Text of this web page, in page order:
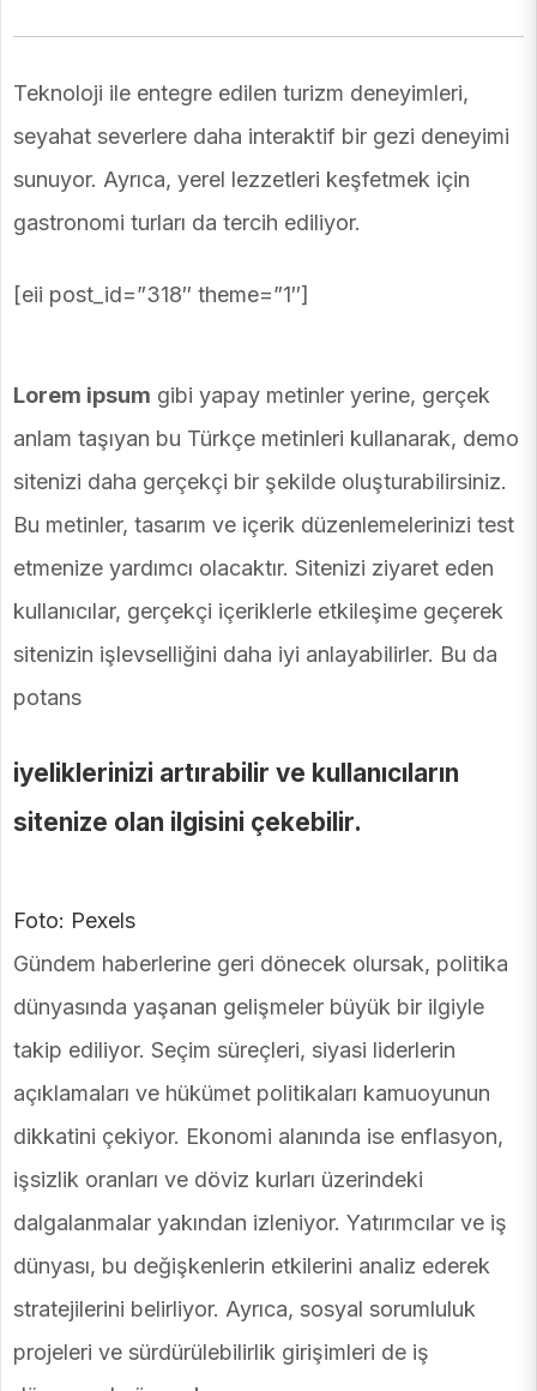
Teknoloji ile entegre edilen turizm deneyimleri,
seyahat severlere daha interaktif bir gezi deneyimi
sunuyor. Ayrıca, yerel lezzetleri keşfetmek için
gastronomi turları da tercih ediliyor.
[eii post_id=”318″ theme=”1″]
Lorem ipsum gibi yapay metinler yerine, gerçek
anlam taşıyan bu Türkçe metinleri kullanarak, demo
sitenizi daha gerçekçi bir şekilde oluşturabilirsiniz.
Bu metinler, tasarım ve içerik düzenlemelerinizi test
etmenize yardımcı olacaktır. Sitenizi ziyaret eden
kullanıcılar, gerçekçi içeriklerle etkileşime geçerek
sitenizin işlevselliğini daha iyi anlayabilirler. Bu da
potans
iyeliklerinizi artırabilir ve kullanıcıların
sitenize olan ilgisini çekebilir.
Foto: Pexels
Gündem haberlerine geri dönecek olursak, politika
dünyasında yaşanan gelişmeler büyük bir ilgiyle
takip ediliyor. Seçim süreçleri, siyasi liderlerin
açıklamaları ve hükümet politikaları kamuoyunun
dikkatini çekiyor. Ekonomi alanında ise enflasyon,
işsizlik oranları ve döviz kurları üzerindeki
dalgalanmalar yakından izleniyor. Yatırımcılar ve iş
dünyası, bu değişkenlerin etkilerini analiz ederek
stratejilerini belirliyor. Ayrıca, sosyal sorumluluk
projeleri ve sürdürülebilirlik girişimleri de iş